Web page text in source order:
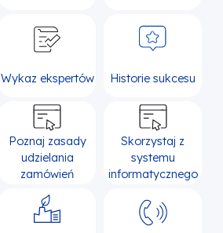
Wykaz ekspertów Historie sukcesu
Poznaj zasady
udzielania
zamówień
Skorzystaj z
systemu
informatycznego